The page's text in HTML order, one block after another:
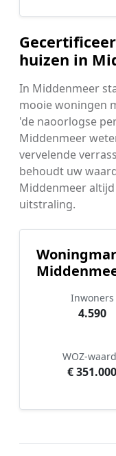
huizen in
In Middenmeer
mooie woningen
'de naoorlogse
Middenmeer
vervelende
behoudt uw
Middenmeer
uitstraling.
Inwoners
4.590
WOZ-
€ 351.000